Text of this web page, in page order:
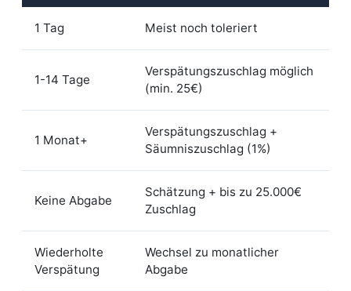
1 Tag Meist noch toleriert
1-14 Tage
Verspätungszuschlag möglich
(min. 25€)
1 Monat+
Verspätungszuschlag +
Säumniszuschlag (1%)
Keine Abgabe
Schätzung + bis zu 25.000€
Zuschlag
Wiederholte
Verspätung
Wechsel zu monatlicher
Abgabe